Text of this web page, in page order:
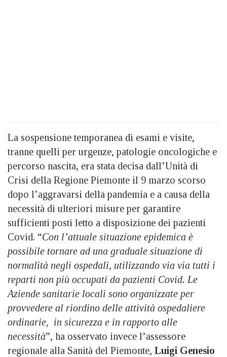
La sospensione temporanea di esami e visite,
tranne quelli per urgenze, patologie oncologiche e
percorso nascita, era stata decisa dall’Unità di
Crisi della Regione Piemonte il 9 marzo scorso
dopo l’aggravarsi della pandemia e a causa della
necessità di ulteriori misure per garantire
sufficienti posti letto a disposizione dei pazienti
Covid. “Con l’attuale situazione epidemica è
possibile tornare ad una graduale situazione di
normalità negli ospedali, utilizzando via via tutti i
reparti non più occupati da pazienti Covid. Le
Aziende sanitarie locali sono organizzate per
provvedere al riordino delle attività ospedaliere
ordinarie, in sicurezza e in rapporto alle
necessità”, ha osservato invece l’assessore
regionale alla Sanità del Piemonte, Luigi Genesio